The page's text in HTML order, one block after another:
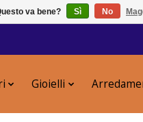
Gioielli
va bene? Sì No